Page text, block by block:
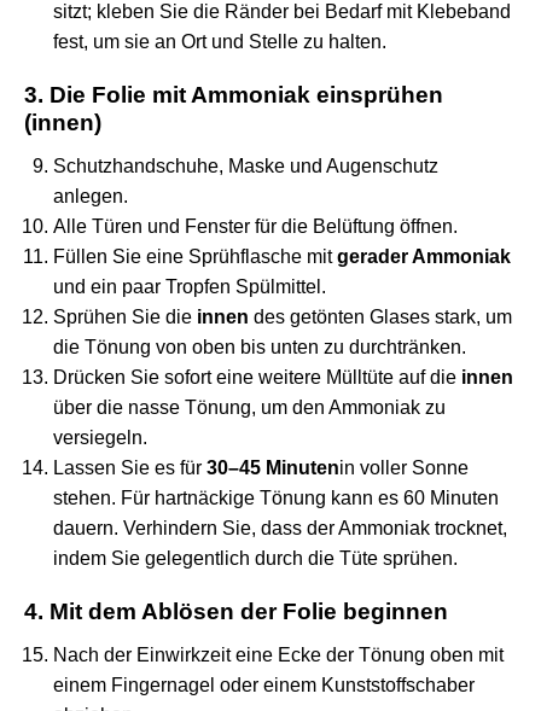
sitzt; kleben Sie die Ränder bei Bedarf mit Klebeband
fest, um sie an Ort und Stelle zu halten.
3. Die Folie mit Ammoniak einsprühen
(innen)
Schutzhandschuhe, Maske und Augenschutz
anlegen.
Alle Türen und Fenster für die Belüftung öffnen.
Füllen Sie eine Sprühflasche mitgerader Ammoniak
und ein paar Tropfen Spülmittel.
Sprühen Sie die innen des getönten Glases stark, um
die Tönung von oben bis unten zu durchtränken.
Drücken Sie sofort eine weitere Mülltüte auf die innen
über die nasse Tönung, um den Ammoniak zu
versiegeln.
Lassen Sie es für 30–45 Minutenin voller Sonne
stehen. Für hartnäckige Tönung kann es 60 Minuten
dauern. Verhindern Sie, dass der Ammoniak trocknet,
indem Sie gelegentlich durch die Tüte sprühen.
4. Mit dem Ablösen der Folie beginnen
Nach der Einwirkzeit eine Ecke der Tönung oben mit
einem Fingernagel oder einem Kunststoffschaber